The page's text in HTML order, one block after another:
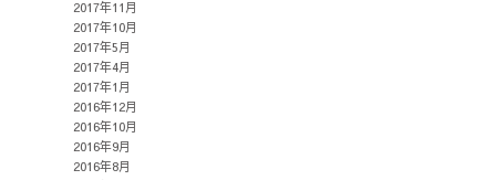
2017年11月
2017年10月
2017年5月
2017年4月
2017年1月
2016年12月
2016年10月
2016年9月
2016年8月